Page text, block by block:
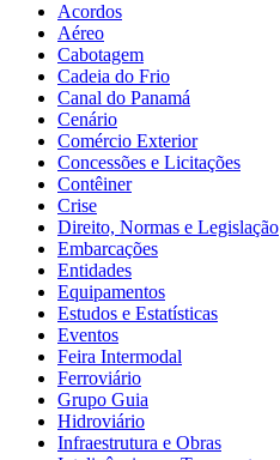
Acordos
Aéreo
Cabotagem
Cadeia do Frio
Canal do Panamá
Cenário
Comércio Exterior
Concessões e Licitações
Contêiner
Crise
Direito, Normas e Legislação
Embarcações
Entidades
Equipamentos
Estudos e Estatísticas
Eventos
Feira Intermodal
Ferroviário
Grupo Guia
Hidroviário
Infraestrutura e Obras